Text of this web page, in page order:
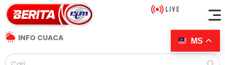
INFO CUACA MS